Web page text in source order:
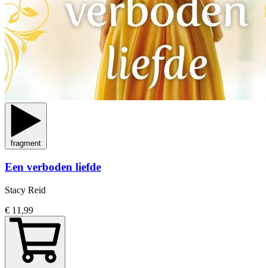
fragment
Een verboden liefde
Stacy Reid
€ 11,99